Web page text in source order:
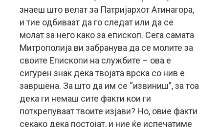
знаеш што велат за Патријархот Атинагора,
и тие одбиваат да го следат или да се
молат за него како за епископ. Сега самата
Митрополија ви забранува да се молите за
своите Епископи на службите – ова е
сигурен знак дека твојата врска со нив е
завршена. За што да им се “извиниш”, за тоа
дека ги немаш сите факти кои ги
поткрепуваат твоите изјави? Но, овие факти
секако дека постојат, и ние ќе испечатиме